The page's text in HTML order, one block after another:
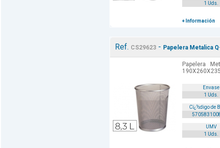
1 Uds.
+ Información
Ref. CS29623- Papelera Metalica
Papelera
Envase
1 Uds.
Cï¿½digo de
UMV
1 Uds.